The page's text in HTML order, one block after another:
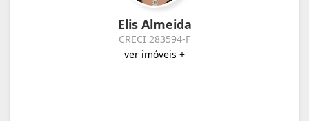
Elis Almeida
CRECI 283594-F
ver imóveis +